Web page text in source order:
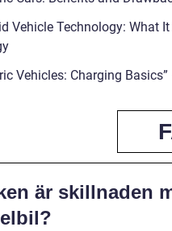
Vehicle Technology: What
Vehicles: Charging
är skillnaden